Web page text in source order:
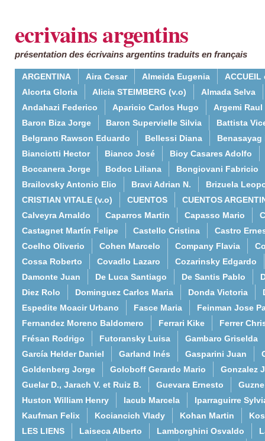
ecrivains argentins
présentation des écrivains argentins traduits en français
ARGENTINA Aira Cesar Almeida Eugenia
ACCUEIL
Alcorta Gloria
Alicia STEIMBERG (v.o)
Almada Selva
Andahazi Federico
Aparicio Carlos Hugo
Argemi Raul
Baron Biza Jorge
Baron Supervielle Silvia
Battista
Belgrano Rawson Eduardo
Bellessi Diana
Benasayag
Bianciotti Hector
Bianco José
Bioy Casares Adolfo
Boccanera Jorge
Bodoc Liliana
Bongiovani Fabricio
Brailovsky Antonio Elio
Bravi Adrian N.
Brizuela
CRISTIAN VITALE (v.o)
CUENTOS
CUENTOS
Calveyra Arnaldo
Caparros Martin Capasso Mario
Castagnet Martín Felipe
Castello Cristina
Castro
Coelho Oliverio
Cohen Marcelo Company Flavia
Cossa Roberto
Covadlo Lazaro
Cozarinsky Edgardo
Damonte Juan
De Luca Santiago De Santis Pablo
Diez Rolo
Dominguez Carlos Maria Donda Victoria
Espedite Moacir Urbano
Fasce Maria
Feinman Jose
Fernandez Moreno Baldomero
Ferrari Kike
Ferrer
Frésan Rodrigo
Futoransky Luisa
Gambaro Griselda
García Helder Daniel
Garland Inés Gasparini Juan
Goldenberg Jorge
Goloboff Gerardo Mario
Gonzalez
Guelar D., Jarach V. et Ruiz B.
Guevara Ernesto
Huston William Henry
Iacub Marcela
Iparraguirre
Kaufman Felix
Kociancich Vlady Kohan Martin
LES LIENS
Laiseca Alberto Lamborghini Osvaldo